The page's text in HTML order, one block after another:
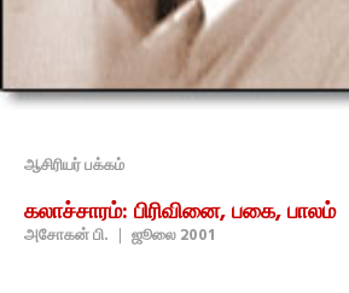
ஆசிரியர் பக்கம்
கலாச்சாரம்: பிரிவினை, பகை, பாலம்
அசோகன் பி. | ஜூலை 2001